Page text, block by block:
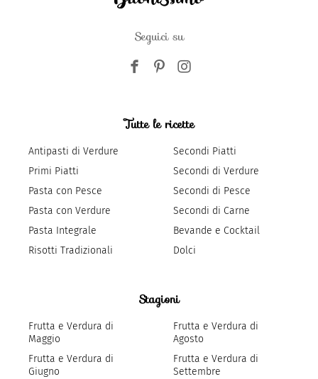
Seguici su
Tutte le ricette
Antipasti di Verdure
Primi Piatti
Pasta con Pesce
Pasta con Verdure
Pasta Integrale
Risotti Tradizionali
Secondi Piatti
Secondi di Verdure
Secondi di Pesce
Secondi di Carne
Bevande e Cocktail
Dolci
Stagioni
Frutta e Verdura di
Maggio
Frutta e Verdura di
Giugno
Frutta e Verdura di
Agosto
Frutta e Verdura di
Settembre